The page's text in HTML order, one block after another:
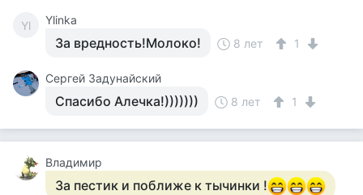
Yl Ylinka
За вредность!Молоко! 8 лет 1
Сергей Задунайский
Спасибо Алечка!))))))) 8 лет 1
Владимир
За пестик и поближе к тычинки !